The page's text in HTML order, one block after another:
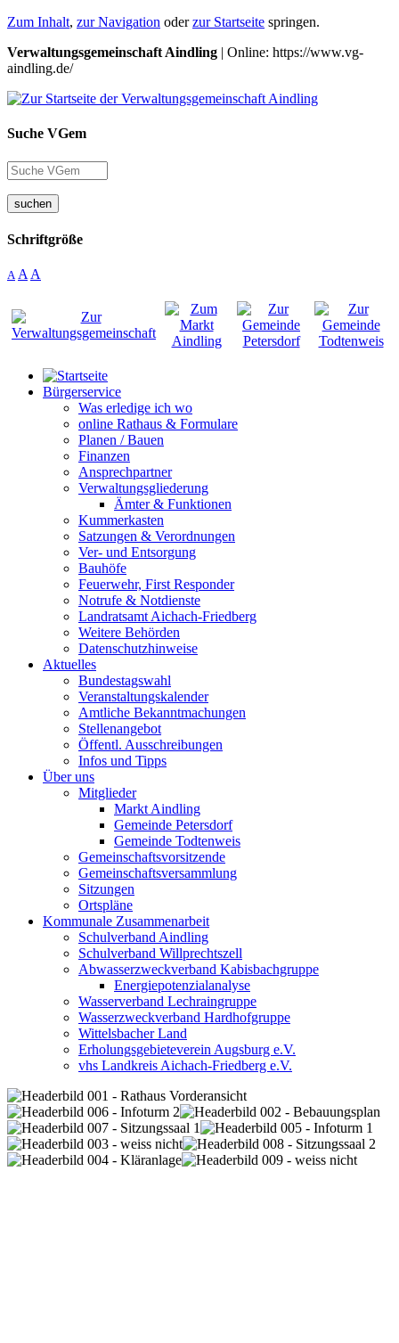
Zum Inhalt, zur Navigation oderzur Startseite springen.
Verwaltungsgemeinschaft Aindling | Online: https://www.vg-
aindling.de/
Suche VGem
suchen
Schriftgröße
A A A
Bürgerservice
Was erledige ich wo
online Rathaus & Formulare
Planen / Bauen
Finanzen
Ansprechpartner
Verwaltungsgliederung
Ämter & Funktionen
Kummerkasten
Satzungen & Verordnungen
Ver- und Entsorgung
Bauhöfe
Feuerwehr, First Responder
Notrufe & Notdienste
Landratsamt Aichach-Friedberg
Weitere Behörden
Datenschutzhinweise
Aktuelles
Bundestagswahl
Veranstaltungskalender
Amtliche Bekanntmachungen
Stellenangebot
Öffentl. Ausschreibungen
Infos und Tipps
Über uns
Mitglieder
Markt Aindling
Gemeinde Petersdorf
Gemeinde Todtenweis
Gemeinschaftsvorsitzende
Gemeinschaftsversammlung
Sitzungen
Ortspläne
Kommunale Zusammenarbeit
Schulverband Aindling
Schulverband Willprechtszell
Abwasserzweckverband Kabisbachgruppe
Energiepotenzialanalyse
Wasserverband Lechraingruppe
Wasserzweckverband Hardhofgruppe
Wittelsbacher Land
Erholungsgebieteverein Augsburg e.V.
vhs Landkreis Aichach-Friedberg e.V.